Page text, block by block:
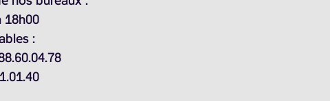
18h00
: